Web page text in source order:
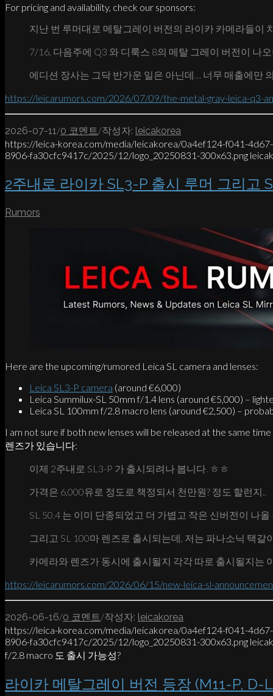
For pricing and availability, check our sponsors:
지난 번 루머대로 메탈그레이 버전의 라이카 카메라들이
7/16, 다음주에 Q3 와 디룩스 8의 메탈 그레이 버전이 나
에디션 장사는 그닥 반가운 일은 아닌데… 너무 매출에만
https://leicarumors.com/2026/07/09/the-metal-gray-leica-q3-
2026-07-11 /0 코멘트 /작성자: leicakorea
https://leica-korea.com/media/leicakorea/0a4ef124-f041-
8906-fa30cfc9417c/2025/12/logo_20250831-300x63.png
2주내로 라이카 SL3-P 출시 루머 그리
Rumors
Here are the upcoming/rumored Leica SL camera and lenses:
Leica SL3-P camera (around €6,000)
Leica Summilux-SL 50mm f/1.4 lens (around €5,000) –
Leica SL 100mm f/2.8 macro lens (around €2,500) –
I am not sure if both new lenses will be released at the same
렌즈가 있습니다:
이제 2주내로 SL3-P 가 출시되려나 봅니다. ㅎㅎ
가격은 6,000유로 정도로 책정되서 천만원? 정도 할런지..
SL 50.4 는 이미 단종되었고 더 가볍고 작은 신버전이 나올
그리고 SL 100마 렌즈로 출시되는데, 저는 파나소닉 택
카메라와 렌즈가 동시에 출시될지 각각 따로 출시될지는
https://leicarumors.com/2026/06/15/new-leica-sl-
2026-06-16/0 코멘트/작성자: leicakorea
https://leica-korea.com/media/leicakorea/0a4ef124-f041-
8906-fa30cfc9417c/2025/12/logo_20250831-300x63.png
f/2.8 macro 도 출시 가능성?
라이카 메탈그레이 버전 등장 (M11-P,